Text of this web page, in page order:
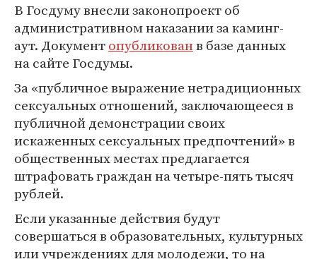
В Госдуму внесли законопроект об
административном наказании за каминг-
аут. Документопубликованв базе данных
на сайте Госдумы.
За «публичное выражение нетрадиционных
сексуальных отношений, заключающееся в
публичной демонстрации своих
искаженных сексуальных предпочтений» в
общественных местах предлагается
штрафовать граждан на четыре-пять тысяч
рублей.
Если указанные действия будут
совершаться в образовательных, культурных
или учреждениях для молодежи, то на